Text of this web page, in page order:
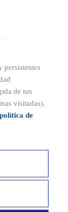
persistentes
de tus
visitadas).
política de